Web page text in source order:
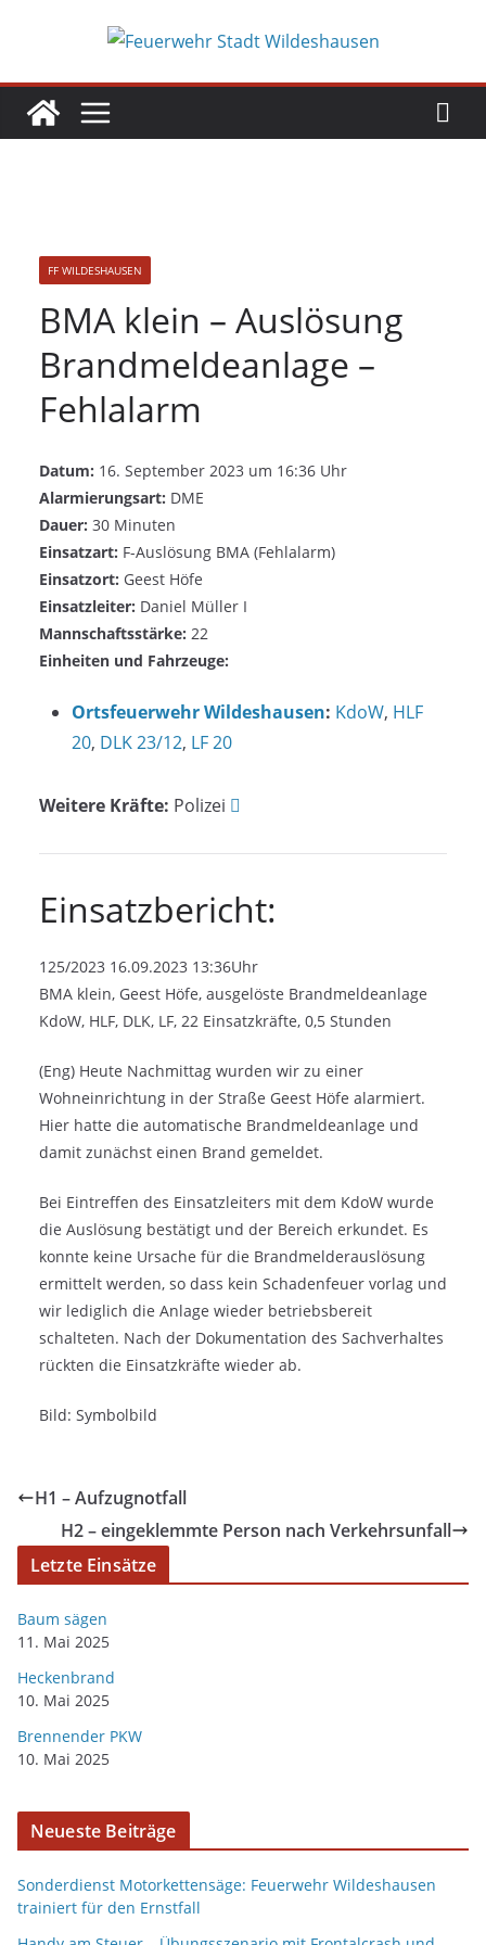
FF WILDESHAUSEN
BMA klein – Auslösung
Brandmeldeanlage –
Fehlalarm
Datum: 16. September 2023 um 16:36 Uhr
Alarmierungsart: DME
Dauer: 30 Minuten
Einsatzart: F-Auslösung BMA (Fehlalarm)
Einsatzort: Geest Höfe
Einsatzleiter: Daniel Müller I
Mannschaftsstärke: 22
Einheiten und Fahrzeuge:
Ortsfeuerwehr Wildeshausen: KdoW, HLF
20, DLK 23/12, LF 20
Weitere Kräfte: Polizei
Einsatzbericht:
125/2023 16.09.2023 13:36Uhr
BMA klein, Geest Höfe, ausgelöste Brandmeldeanlage
KdoW, HLF, DLK, LF, 22 Einsatzkräfte, 0,5 Stunden
(Eng) Heute Nachmittag wurden wir zu einer
Wohneinrichtung in der Straße Geest Höfe alarmiert.
Hier hatte die automatische Brandmeldeanlage und
damit zunächst einen Brand gemeldet.
Bei Eintreffen des Einsatzleiters mit dem KdoW wurde
die Auslösung bestätigt und der Bereich erkundet. Es
konnte keine Ursache für die Brandmelderauslösung
ermittelt werden, so dass kein Schadenfeuer vorlag und
wir lediglich die Anlage wieder betriebsbereit
schalteten. Nach der Dokumentation des Sachverhaltes
rückten die Einsatzkräfte wieder ab.
Bild: Symbolbild
H1 – Aufzugnotfall
H2 – eingeklemmte Person nach Verkehrsunfall
Letzte Einsätze
Baum sägen
11. Mai 2025
Heckenbrand
10. Mai 2025
Brennender PKW
10. Mai 2025
Neueste Beiträge
Sonderdienst Motorkettensäge: Feuerwehr Wildeshausen
trainiert für den Ernstfall